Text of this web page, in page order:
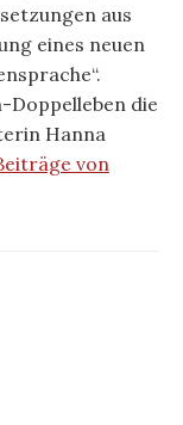
aus
eines neuen
die
Hanna
von